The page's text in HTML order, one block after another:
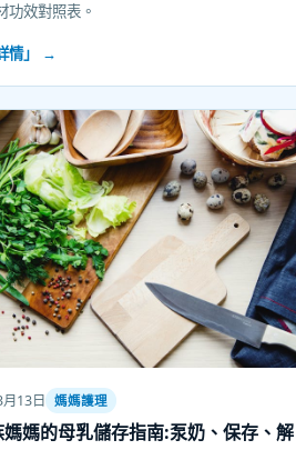
功效對照表。
情」 →
13日 媽媽護理
媽的母乳儲存指南:泵奶、保存、解